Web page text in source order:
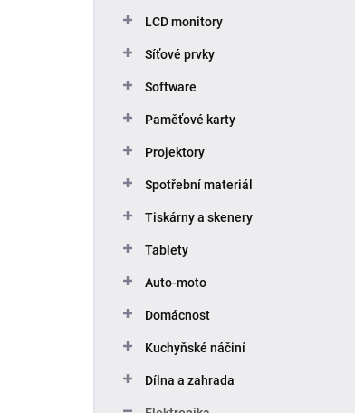
LCD monitory
Síťové prvky
Software
Paměťové karty
Projektory
Spotřební materiál
Tiskárny a skenery
Tablety
Auto-moto
Domácnost
Kuchyňské náčiní
Dílna a zahrada